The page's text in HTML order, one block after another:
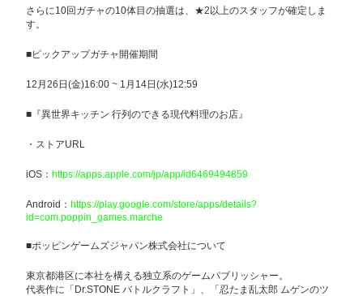
さらに10回ガチャの10体目の抽選は、★2以上のスタッフが確定しま
す。
■ピックアップガチャ開催期間
12月26日(金)16:00 ~ 1月14日(水)12:59
■『異世界キッチン 行列のできる現代料理のお店』
・ストアURL
iOS：https://apps.apple.com/jp/app/id6469494859
Android：https://play.google.com/store/apps/details?
id=com.poppin_games.marche
■ポッピンゲームズジャパン株式会社について
東京都港区に本社を構える独立系のゲームパブリッシャー。
代表作に「Dr.STONE バトルクラフト」、「忍たま乱太郎 ムゲンのツ